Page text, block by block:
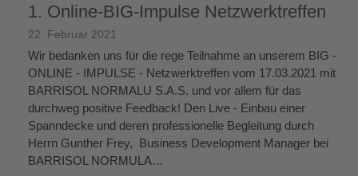
1. Online-BIG-Impulse Netzwerktreffen
22. Februar 2021
Wir bedanken uns für die rege Teilnahme an unserem BIG -
ONLINE - IMPULSE - Netzwerktreffen vom 17.03.2021 mit
BARRISOL NORMALU S.A.S. und vor allem für das
durchweg positive Feedback! Den Live - Einbau einer
Spanndecke und deren professionelle Begleitung durch
Herrn Gunther Frey, Business Development Manager bei
BARRISOL NORMULA…